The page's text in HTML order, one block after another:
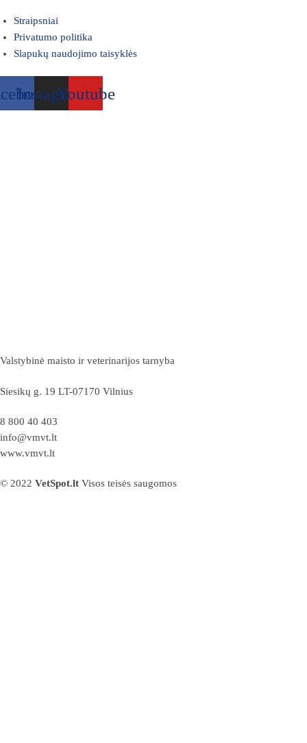
Straipsniai
Privatumo politika
Slapukų naudojimo taisyklės
InstagramYoutube
Valstybinė maisto ir veterinarijos tarnyba
Siesikų g. 19 LT-07170 Vilnius
8 800 40 403
info@vmvt.lt
www.vmvt.lt
© 2022 VetSpot.lt Visos teisės saugomos